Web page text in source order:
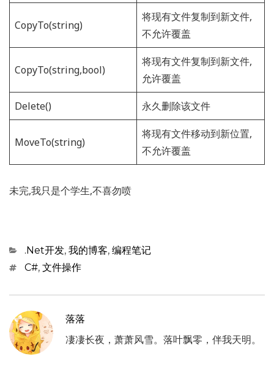
CopyTo(string)
将现有文件复制到新文件,
不允许覆盖
CopyTo(string,bool)
将现有文件复制到新文件,
允许覆盖
Delete() 永久删除该文件
MoveTo(string)
将现有文件移动到新位置,
不允许覆盖
未完,我只是个学生,不喜勿喷
Categories
.Net开发, 我的博客, 编程笔记
TagsC#, 文件操作
落落
凄凄长夜，萧萧风雪。落叶飘零，伴我天明。